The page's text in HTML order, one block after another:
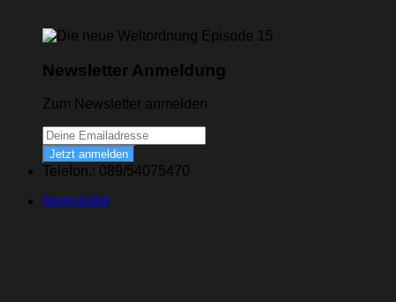
Newsletter Anmeldung
Zum Newsletter anmelden
Jetzt anmelden
Telefon.: 089/54075470
Newsletter